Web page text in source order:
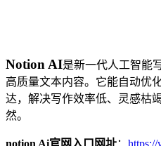
Notion AI是新一代人工智能
高质量文本内容。它能自动优
达，解决写作效率低、灵感枯
然。
notion Ai官网入口网址：